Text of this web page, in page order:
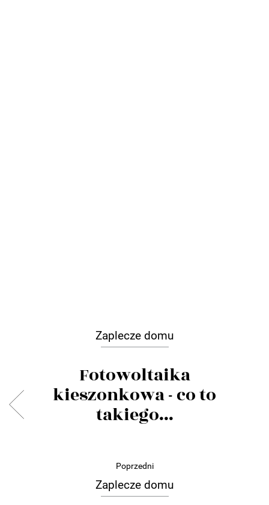
Zaplecze domu
Fotowoltaika
kieszonkowa - co to
takiego...
Poprzedni
Zaplecze domu